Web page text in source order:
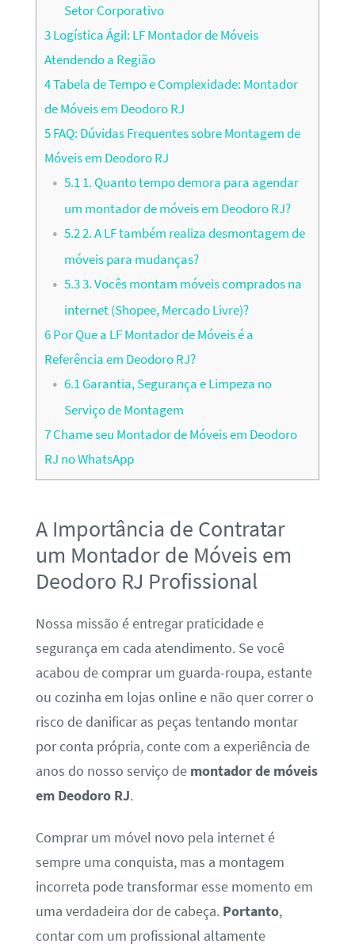
Setor Corporativo
3Logística Ágil: LF Montador de Móveis
Atendendo a Região
4Tabela de Tempo e Complexidade: Montador
de Móveis em Deodoro RJ
5FAQ: Dúvidas Frequentes sobre Montagem de
Móveis em Deodoro RJ
5.11. Quanto tempo demora para agendar
um montador de móveis em Deodoro RJ?
5.22. A LF também realiza desmontagem de
móveis para mudanças?
5.33. Vocês montam móveis comprados na
internet (Shopee, Mercado Livre)?
6Por Que a LF Montador de Móveis é a
Referência em Deodoro RJ?
6.1Garantia, Segurança e Limpeza no
Serviço de Montagem
7Chame seu Montador de Móveis em Deodoro
RJ no WhatsApp
A Importância de Contratar
um Montador de Móveis em
Deodoro RJ Profissional
Nossa missão é entregar praticidade e
segurança em cada atendimento. Se você
acabou de comprar um guarda-roupa, estante
ou cozinha em lojas online e não quer correr o
risco de danificar as peças tentando montar
por conta própria, conte com a experiência de
anos do nosso serviço de montador de móveis
em Deodoro RJ.
Comprar um móvel novo pela internet é
sempre uma conquista, mas a montagem
incorreta pode transformar esse momento em
uma verdadeira dor de cabeça. Portanto,
contar com um profissional altamente